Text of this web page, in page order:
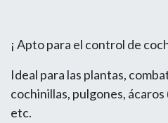
¡ Apto para el control de
Ideal para las plantas,
cochinillas, pulgones, ácaros
etc.